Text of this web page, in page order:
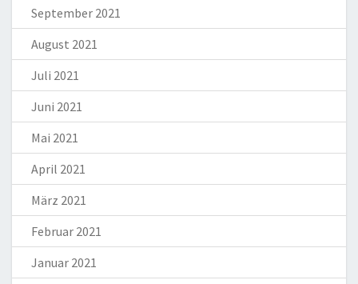
September 2021
August 2021
Juli 2021
Juni 2021
Mai 2021
April 2021
März 2021
Februar 2021
Januar 2021